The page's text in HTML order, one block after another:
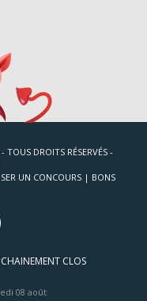
DROITS RÉSERVÉS -
UN CONCOURS | BONS
CLOS
08 août